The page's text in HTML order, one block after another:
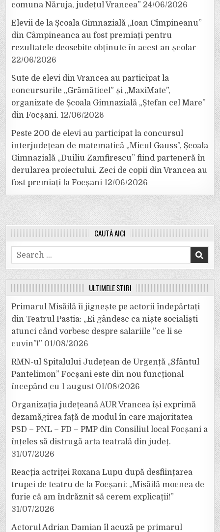
comuna Năruja, județul Vrancea” 24/06/2026
Elevii de la Școala Gimnazială „Ioan Cîmpineanu”
din Câmpineanca au fost premiați pentru
rezultatele deosebite obținute în acest an școlar
22/06/2026
Sute de elevi din Vrancea au participat la
concursurile „Grămăticel” și „MaxiMate”,
organizate de Școala Gimnazială „Ștefan cel Mare”
din Focșani. 12/06/2026
Peste 200 de elevi au participat la concursul
interjudețean de matematică „Micul Gauss”, Școala
Gimnazială „Duiliu Zamfirescu” fiind parteneră în
derularea proiectului. Zeci de copii din Vrancea au
fost premiați la Focșani 12/06/2026
CAUTĂ AICI
Search
for:
ULTIMELE ȘTIRI
Primarul Misăilă îi jignește pe actorii îndepărtați
din Teatrul Pastia: „Ei gândesc ca niște socialiști
atunci când vorbesc despre salariile ”ce li se
cuvin”!” 01/08/2026
RMN-ul Spitalului Județean de Urgență „Sfântul
Pantelimon” Focșani este din nou funcțional
începând cu 1 august 01/08/2026
Organizația județeană AUR Vrancea își exprimă
dezamăgirea față de modul în care majoritatea
PSD – PNL – FD – PMP din Consiliul local Focșani a
înțeles să distrugă arta teatrală din județ.
31/07/2026
Reacția actriței Roxana Lupu după desființarea
trupei de teatru de la Focșani: „Misăilă mocnea de
furie că am îndrăznit să cerem explicații!”
31/07/2026
Actorul Adrian Damian îl acuză pe primarul